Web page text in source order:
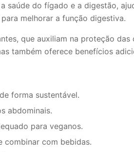
do fígado e a digestão,
melhorar a função digestiva.
que auxiliam na proteção
também oferece benefícios
forma sustentável.
abdominais.
para veganos.
combinar com bebidas.